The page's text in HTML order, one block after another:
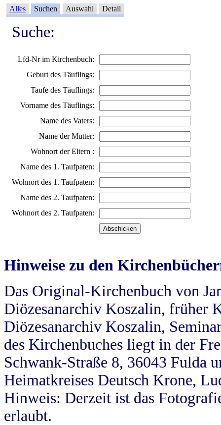
Alles Suchen Auswahl Detail
Suche:
Lfd-Nr im Kirchenbuch:
Geburt des Täuflings:
Taufe des Täuflings:
Vorname des Täuflings:
Name des Vaters:
Name der Mutter:
Wohnort der Eltern :
Name des 1. Taufpaten:
Wohnort des 1. Taufpaten:
Name des 2. Taufpaten:
Wohnort des 2. Taufpaten:
Hinweise zu den
Das Original-Kirchenbuch von
Diözesanarchiv Koszalin, früher
Diözesanarchiv Koszalin,
des Kirchenbuches liegt in der
Schwank-Straße 8, 36043 Fulda
Heimatkreises Deutsch Krone,
Hinweis: Derzeit ist das
erlaubt.